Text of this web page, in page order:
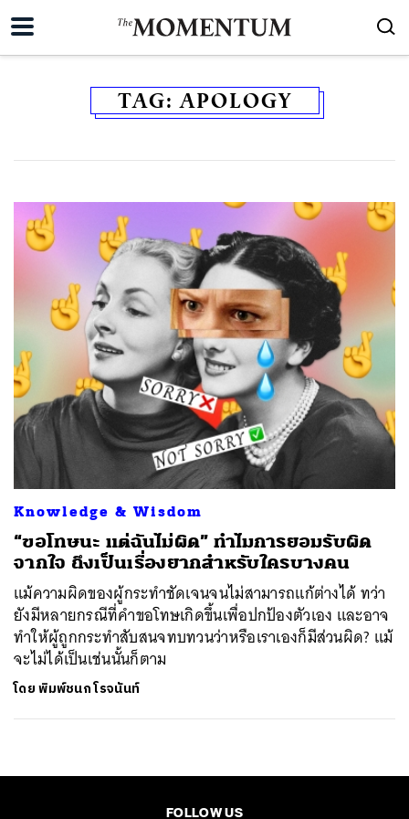
TAG:APOLOGY
Knowledge & Wisdom
“ขอโทษนะ แต่ฉันไม่ผิด” ทำไมการยอมรับผิด
จากใจ ถึงเป็นเรื่องยากสำหรับใครบางคน
แม้ความผิดของผู้กระทำชัดเจนจนไม่สามารถแก้ต่างได้ ทว่า
ยังมีหลายกรณีที่คำขอโทษเกิดขึ้นเพื่อปกป้องตัวเอง และอาจ
ทำให้ผู้ถูกกระทำสับสนจทบทวนว่าหรือเราเองก็มีส่วนผิด? แม้
จะไม่ได้เป็นเช่นนั้นก็ตาม
โดยพิมพ์ชนก โรจนันท์
FOLLOW US
SHARE TWEET LINE